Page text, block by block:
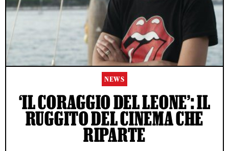
NEWS
‘IL CORAGGIO DEL LEONE’: IL
RUGGITO DEL CINEMA CHE
RIPARTE